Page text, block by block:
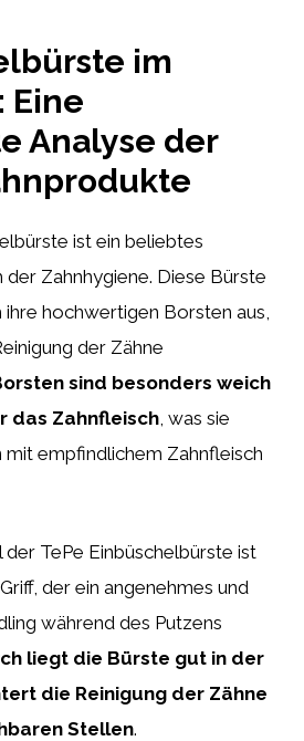
im
Eine
Analyse der
ist ein beliebtes
Zahnhygiene. Diese Bürste
ihre hochwertigen Borsten aus,
der Zähne
sind besonders weich
das Zahnfleisch , was sie
mit empfindlichem Zahnfleisch
TePe Einbüschelbürste ist
der ein angenehmes und
während des Putzens
liegt die Bürste gut in der
die Reinigung der Zähne
Stellen.